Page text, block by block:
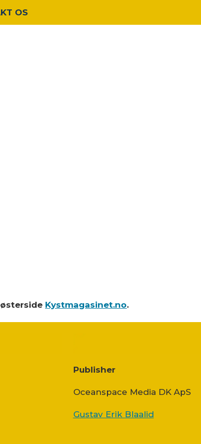
OS
Kystmagasinet.no.
Publisher
Oceanspace Media DK ApS
Gustav Erik Blaalid